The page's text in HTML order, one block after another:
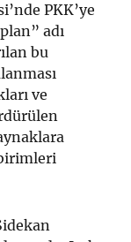
PKK’ye
adı
bu
ve